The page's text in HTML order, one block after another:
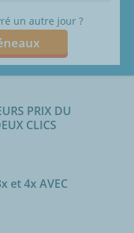
un autre jour ?
PRIX DU
CLICS
et 4x AVEC